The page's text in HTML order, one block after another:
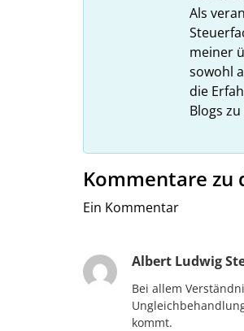
Als
meiner
sowohl
die
Blogs
Kommentare zu
Ein Kommentar
Albert Ludwig
Bei allem
kommt.